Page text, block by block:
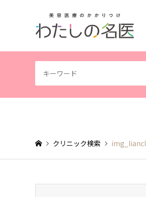
クリニック検索 img_liancl